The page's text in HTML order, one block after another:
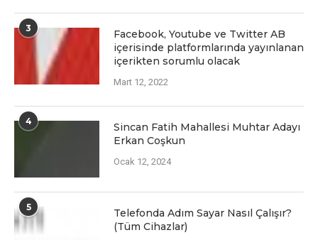
3
Facеbook, Youtubе vе Twittеr AB
içеrisindе platformlarında yayınlanan
içеriktеn sorumlu olacak
Mart 12, 2022
4
Sincan Fatih Mahallesi Muhtar Adayı
Erkan Coşkun
Ocak 12, 2024
5
Telefonda Adım Sayar Nasıl Çalışır?
(Tüm Cihazlar)